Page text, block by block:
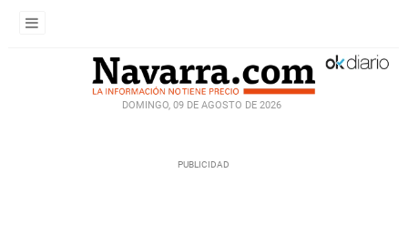
DOMINGO, 09 DE AGOSTO DE 2026